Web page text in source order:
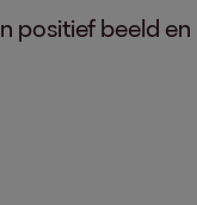
positief beeld